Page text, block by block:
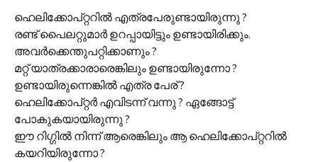
ഹെലിക്കോപ്റ്ററില്‍ എത്രപേരുണ്ടായിരുന്നു ?
രണ്ട് പൈലറ്റുമാര്‍ ഉറപ്പായിട്ടും ഉണ്ടായിരിക്കും.
അവര്‍ക്കെന്തുപറ്റിക്കാണും ?
മറ്റ് യാത്രക്കാരാരെങ്കിലും ഉണ്ടായിരുന്നോ ?
ഉണ്ടായിരുന്നെങ്കില്‍ എത്ര പേര് ?
ഹെലിക്കോപ്റ്റര്‍ എവിടന്ന് വന്നു ? ഏങ്ങോട്ട്
പോകുകയായിരുന്നു ?
ഈ റിഗ്ഗില്‍ നിന്ന് ആരെങ്കിലും ആ ഹെലിക്കോപ്റ്ററില്‍
കയറിയിരുന്നോ ?